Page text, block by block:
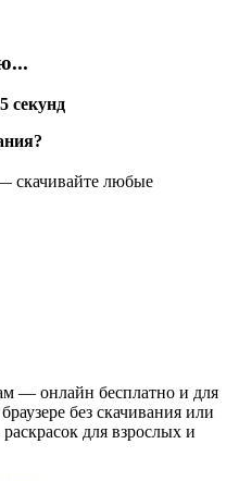
5 секунд
скачивайте любые
— онлайн бесплатно и для
без скачивания или
для взрослых и